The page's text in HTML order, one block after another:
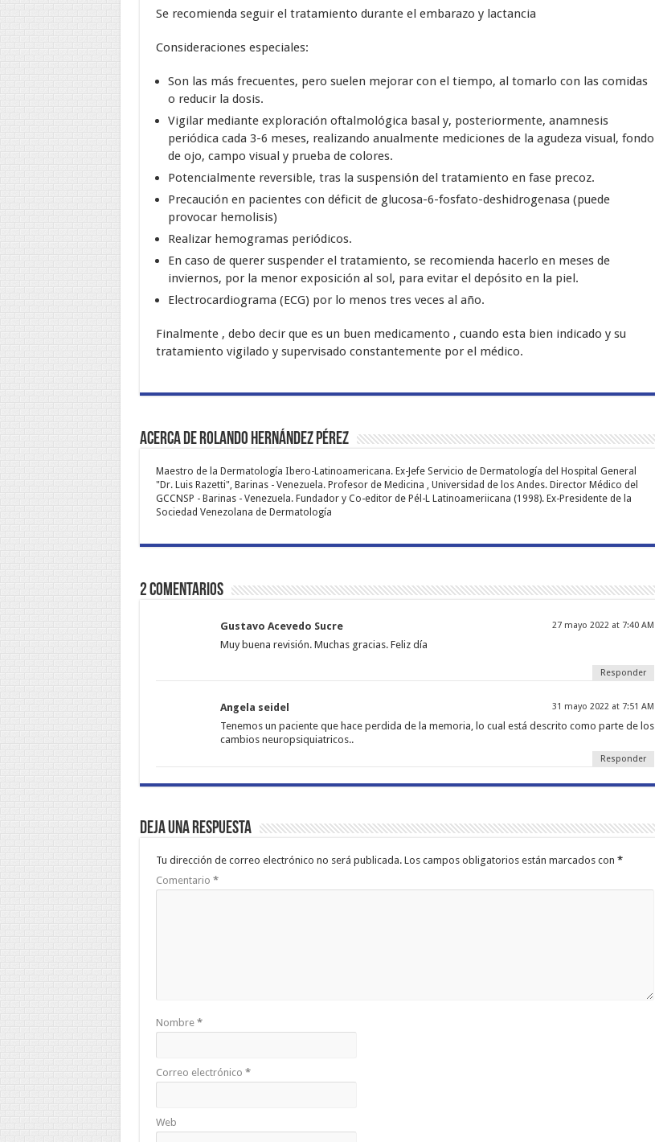
Se recomienda seguir el tratamiento durante el embarazo y lactancia
Consideraciones especiales:
Son las más frecuentes, pero suelen mejorar con el tiempo, al tomarlo con las comidas
o reducir la dosis.
Vigilar mediante exploración oftalmológica basal y, posteriormente, anamnesis
periódica cada 3-6 meses, realizando anualmente mediciones de la agudeza visual, fondo
de ojo, campo visual y prueba de colores.
Potencialmente reversible, tras la suspensión del tratamiento en fase precoz.
Precaución en pacientes con déficit de glucosa-6-fosfato-deshidrogenasa (puede
provocar hemolisis)
Realizar hemogramas periódicos.
En caso de querer suspender el tratamiento, se recomienda hacerlo en meses de
inviernos, por la menor exposición al sol, para evitar el depósito en la piel.
Electrocardiograma (ECG) por lo menos tres veces al año.
Finalmente , debo decir que es un buen medicamento , cuando esta bien indicado y su
tratamiento vigilado y supervisado constantemente por el médico.
Acerca de Rolando Hernández Pérez
Maestro de la Dermatología Ibero-Latinoamericana. Ex-Jefe Servicio de Dermatología del Hospital General
"Dr. Luis Razetti", Barinas - Venezuela. Profesor de Medicina , Universidad de los Andes. Director Médico del
GCCNSP - Barinas - Venezuela. Fundador y Co-editor de Pél-L Latinoameriicana (1998). Ex-Presidente de la
Sociedad Venezolana de Dermatología
2 comentarios
Gustavo Acevedo Sucre 27 mayo 2022 at 7:40 AM
Muy buena revisión. Muchas gracias. Feliz día
Responder
Angela seidel 31 mayo 2022 at 7:51 AM
Tenemos un paciente que hace perdida de la memoria, lo cual está descrito como parte de los
cambios neuropsiquiatricos..
Responder
Deja una respuesta
Tu dirección de correo electrónico no será publicada. Los campos obligatorios están marcados con *
Comentario *
Nombre *
Correo electrónico *
Web